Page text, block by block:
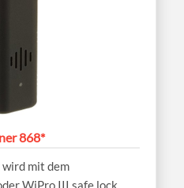
868*
mit dem
WiPro III safe.lock